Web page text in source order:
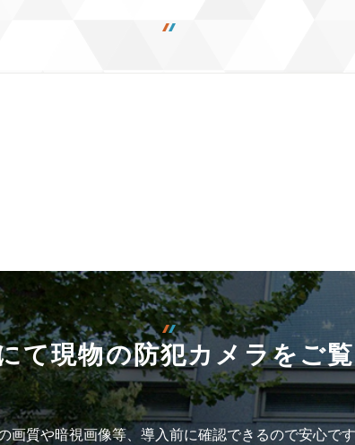
て現物の防犯カメラをご
画質や暗視画像等、導入前に確認できるので安心です